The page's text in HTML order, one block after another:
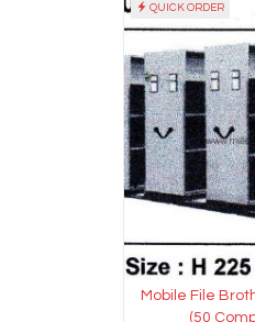
QUICK ORDER
Mobile File
(50